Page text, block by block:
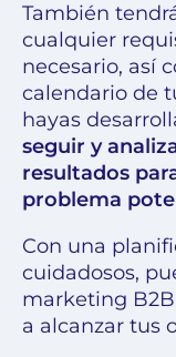
También
cualquier
necesario, así
calendario de
hayas
seguir y
resultados
problema
Con una
cuidadosos,
marketing
a alcanzar tus